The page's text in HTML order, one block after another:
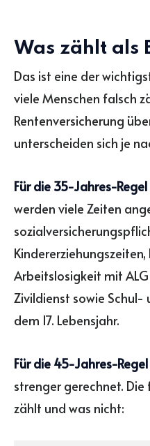
Was zählt als
Das ist eine der
viele Menschen falsch
Rentenversicherung
unterscheiden sich je
Für die 35-Jahres-
werden viele Zeiten
Arbeitslosigkeit mit
Zivildienst sowie
dem 17. Lebensjahr.
Für die 45-Jahres-
strenger gerechnet.
zählt und was nicht: